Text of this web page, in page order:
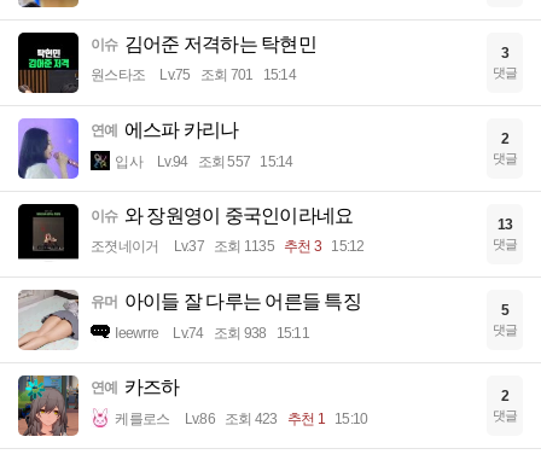
이슈 김어준 저격하는 탁현민
원스타조 Lv.75 조회 701 15:14
3
댓글
연예 에스파 카리나
입사 Lv.94 조회 557 15:14
2
댓글
이슈 와 장원영이 중국인이라네요
조졋네이거 Lv.37 조회 1135 추천 3 15:12
13
댓글
유머 아이들 잘 다루는 어른들 특징
Ieewrre Lv.74 조회 938 15:11
5
댓글
연예 카즈하
케를로스 Lv.86 조회 423 추천 1 15:10
2
댓글